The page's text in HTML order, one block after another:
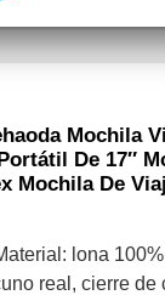
Mochila
De 17″
Mochila De
lona
real, cierre de